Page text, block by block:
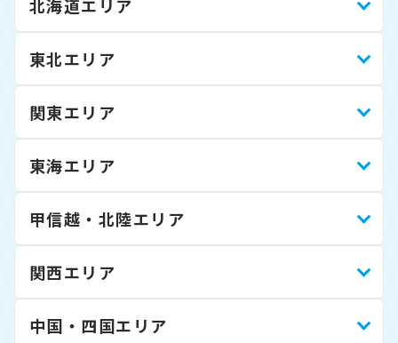
北海道エリア
東北エリア
関東エリア
東海エリア
甲信越・北陸エリア
関西エリア
中国・四国エリア